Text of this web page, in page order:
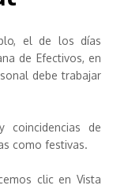
el de los días
de Efectivos, en
debe trabajar
de
como festivas.
clic en Vista